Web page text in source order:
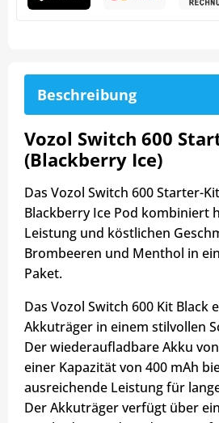
Beschreibung
Vozol Switch 600
(Blackberry Ice)
Das Vozol Switch 600 Starter-
Blackberry Ice Pod kombiniert
Leistung und köstlichen
Brombeeren und Menthol in
Paket.
Das Vozol Switch 600 Kit Black
Akkuträger in einem stilvollen
Der wiederaufladbare Akku
einer Kapazität von 400 mAh
ausreichende Leistung für
Der Akkuträger verfügt über